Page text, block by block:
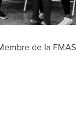
de la FMAS